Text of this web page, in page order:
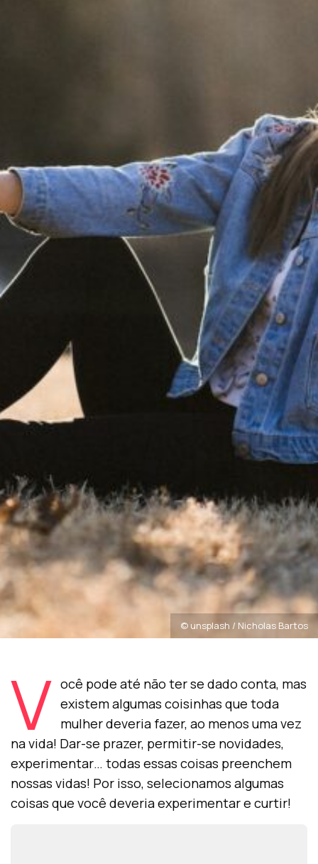
© unsplash / Nicholas Bartos
V ocê pode até não ter se dado conta, mas
existem algumas coisinhas que toda
mulher deveria fazer, ao menos uma vez
na vida! Dar-se prazer, permitir-se novidades,
experimentar… todas essas coisas preenchem
nossas vidas! Por isso, selecionamos algumas
coisas que você deveria experimentar e curtir!